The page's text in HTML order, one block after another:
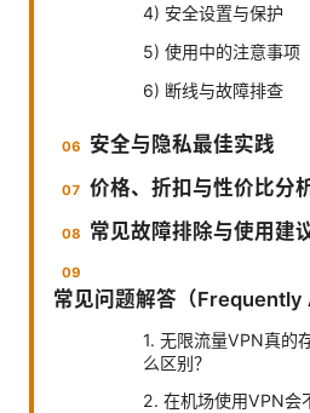
4) 安全设置与保护
5) 使用中的注意事项
6) 断线与故障排查
安全与隐私最佳实践
价格、折扣与性价比分
常见故障排除与使用建
常见问题解答（Frequently
1. 无限流量VPN真的
么区别？
2. 在机场使用VPN会